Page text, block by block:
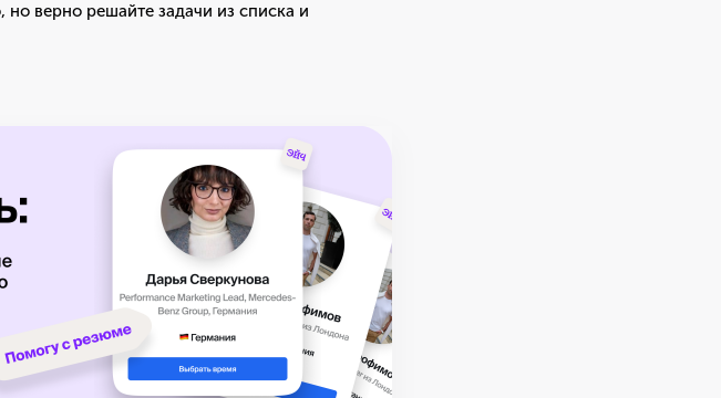
но верно решайте задачи из списка и